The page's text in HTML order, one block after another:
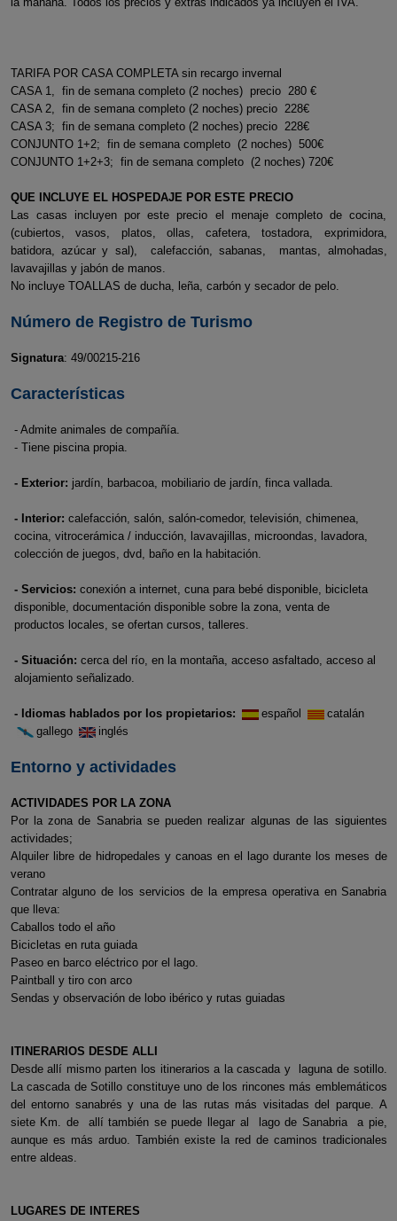
TARIFA POR CASA COMPLETA sin recargo invernal
CASA 1, fin de semana completo (2 noches) precio 280 €
CASA 2, fin de semana completo (2 noches) precio 228€
CASA 3; fin de semana completo (2 noches) precio 228€
CONJUNTO 1+2; fin de semana completo (2 noches) 500€
CONJUNTO 1+2+3; fin de semana completo (2 noches) 720€
QUE INCLUYE EL HOSPEDAJE POR ESTE PRECIO
Las casas incluyen por este precio el menaje completo de cocina,
(cubiertos, vasos, platos, ollas, cafetera, tostadora, exprimidora,
batidora, azúcar y sal), calefacción, sabanas, mantas, almohadas,
lavavajillas y jabón de manos.
No incluye TOALLAS de ducha, leña, carbón y secador de pelo.
Número de Registro de Turismo
Signatura: 49/00215-216
Características
- Admite animales de compañía.
- Tiene piscina propia.
- Exterior: jardín, barbacoa, mobiliario de jardín, finca vallada.
- Interior: calefacción, salón, salón-comedor, televisión, chimenea,
cocina, vitrocerámica / inducción, lavavajillas, microondas, lavadora,
colección de juegos, dvd, baño en la habitación.
- Servicios: conexión a internet, cuna para bebé disponible, bicicleta
disponible, documentación disponible sobre la zona, venta de
productos locales, se ofertan cursos, talleres.
- Situación: cerca del río, en la montaña, acceso asfaltado, acceso al
alojamiento señalizado.
- Idiomas hablados por los propietarios: español
catalán
gallego
inglés
Entorno y actividades
ACTIVIDADES POR LA ZONA
Por la zona de Sanabria se pueden realizar algunas de las siguientes
actividades;
Alquiler libre de hidropedales y canoas en el lago durante los meses de
verano
Contratar alguno de los servicios de la empresa operativa en Sanabria
que lleva:
Caballos todo el año
Bicicletas en ruta guiada
Paseo en barco eléctrico por el lago.
Paintball y tiro con arco
Sendas y observación de lobo ibérico y rutas guiadas
ITINERARIOS DESDE ALLI
Desde allí mismo parten los itinerarios a la cascada y laguna de sotillo.
La cascada de Sotillo constituye uno de los rincones más emblemáticos
del entorno sanabrés y una de las rutas más visitadas del parque. A
siete Km. de allí también se puede llegar al lago de Sanabria a pie,
aunque es más arduo. También existe la red de caminos tradicionales
entre aldeas.
LUGARES DE INTERES